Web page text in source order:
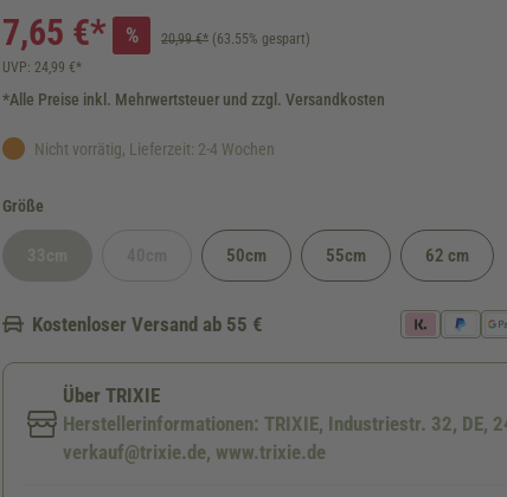
7,65 €* % 20,99 €* (63.55% gespart)
UVP: 24,99 €*
*Alle Preise inkl. Mehrwertsteuer und zzgl. Versandkosten
Nicht vorrätig, Lieferzeit: 2-4 Wochen
Größe
(Diese Option ist zurzeit nicht verfügbar.)
(Diese Option ist zurzeit nicht verfügbar.)
50cm 55cm 62 cm
Kostenloser Versand ab 55 €
Über TRIXIE
Herstellerinformationen: TRIXIE, Industriestr. 32, DE,
verkauf@trixie.de, www.trixie.de